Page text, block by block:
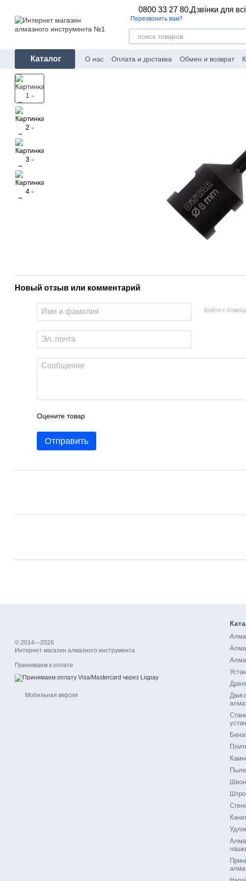
0800 33 27 80,Дзвінки для
Перезвонить вам?
Каталог О нас Оплата и доставка Обмен и возврат
Новый отзыв или комментарий
Войти с
Оцените товар
Отправить
© 2014—2026
Интернет магазин алмазного инструмента
Принимаем к оплате
Мобильная версия